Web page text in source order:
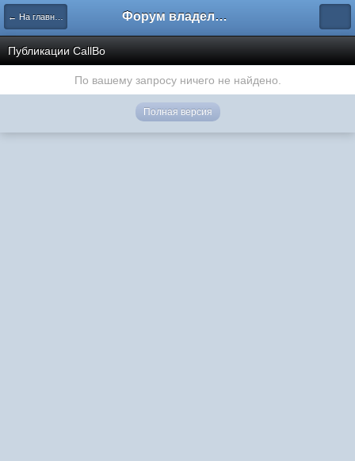
← На главную Форум владельцев интернет-магазинов
Публикации CallBo
По вашему запросу ничего не найдено.
Полная версия